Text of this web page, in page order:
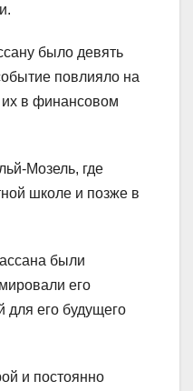
было девять
повлияло на
их в финансовом
Мозель, где
школе и позже в
были
его
для его будущего
и постоянно